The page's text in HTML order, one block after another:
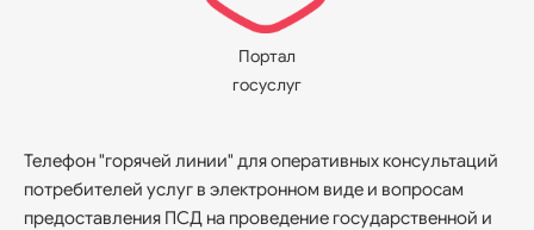
Портал
госуслуг
Телефон "горячей линии" для оперативных консультаций
потребителей услуг в электронном виде и вопросам
предоставления ПСД на проведение государственной и